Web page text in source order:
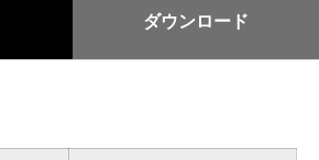
ダウンロード